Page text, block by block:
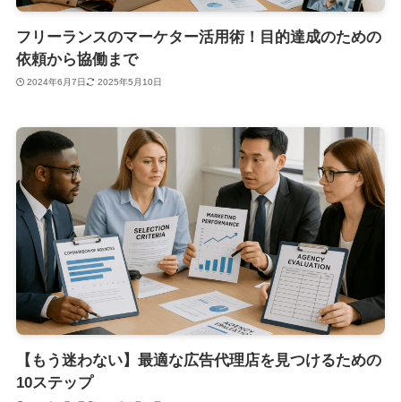
フリーランスのマーケター活用術！目的達成のための
依頼から協働まで
2024年6月7日 2025年5月10日
【もう迷わない】最適な広告代理店を見つけるための
10ステップ